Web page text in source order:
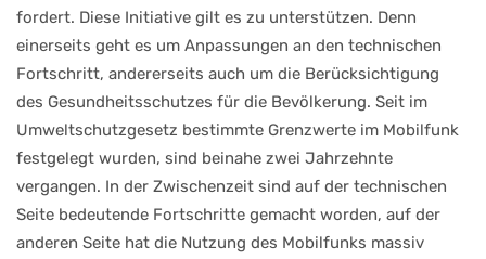
fordert. Diese Initiative gilt es zu unterstützen. Denn
einerseits geht es um Anpassungen an den technischen
Fortschritt, andererseits auch um die Berücksichtigung
des Gesundheitsschutzes für die Bevölkerung. Seit im
Umweltschutzgesetz bestimmte Grenzwerte im Mobilfunk
festgelegt wurden, sind beinahe zwei Jahrzehnte
vergangen. In der Zwischenzeit sind auf der technischen
Seite bedeutende Fortschritte gemacht worden, auf der
anderen Seite hat die Nutzung des Mobilfunks massiv